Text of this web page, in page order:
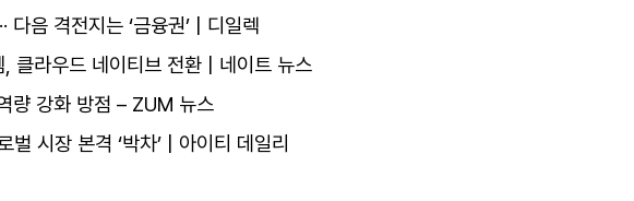
다음 격전지는 ‘금융권’ | 디일렉
클라우드 네이티브 전환 | 네이트 뉴스
량 강화 방점 – ZUM 뉴스
시장 본격 ‘박차’ | 아이티 데일리